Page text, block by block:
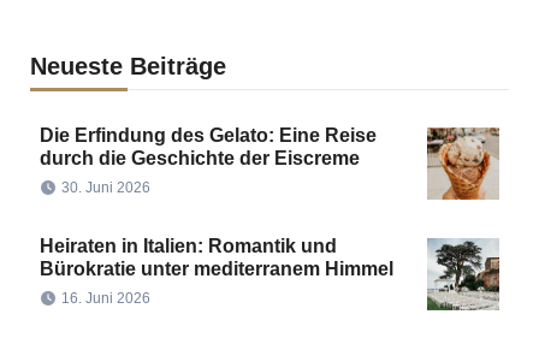
Neueste Beiträge
Die Erfindung des Gelato: Eine Reise
durch die Geschichte der Eiscreme
30. Juni 2026
Heiraten in Italien: Romantik und
Bürokratie unter mediterranem Himmel
16. Juni 2026